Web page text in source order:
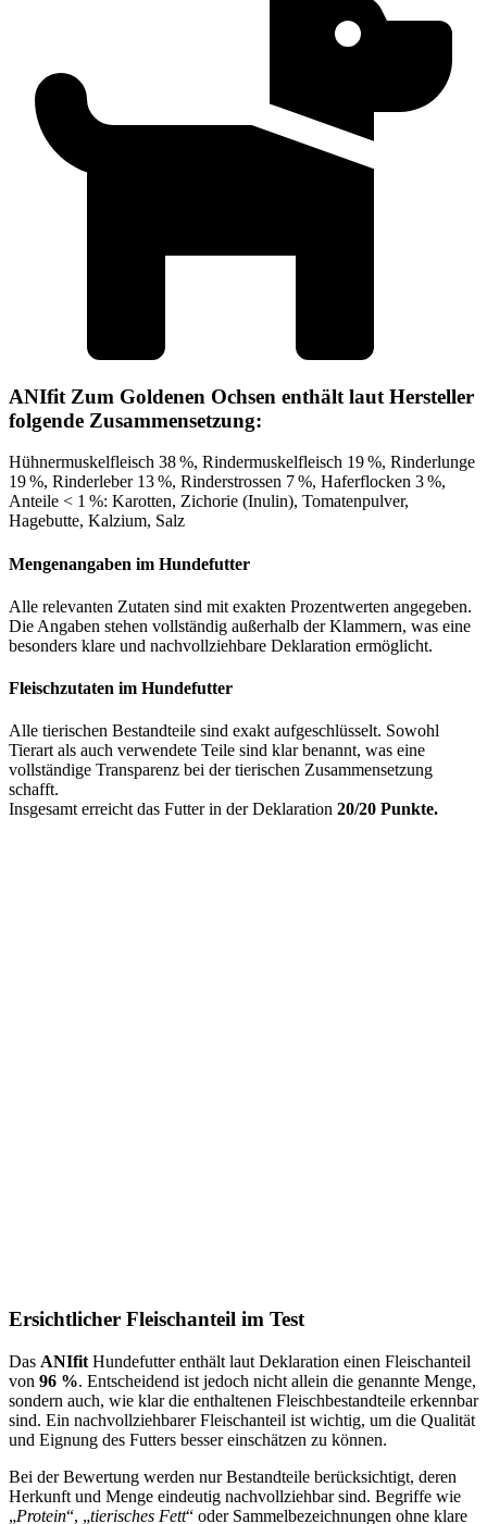
ANIfit Zum Goldenen Ochsen enthält laut Hersteller
folgende Zusammensetzung:
Hühnermuskelfleisch 38 %, Rindermuskelfleisch 19 %, Rinderlunge
19 %, Rinderleber 13 %, Rinderstrossen 7 %, Haferflocken 3 %,
Anteile < 1 %: Karotten, Zichorie (Inulin), Tomatenpulver,
Hagebutte, Kalzium, Salz
Mengenangaben im Hundefutter
Alle relevanten Zutaten sind mit exakten Prozentwerten angegeben.
Die Angaben stehen vollständig außerhalb der Klammern, was eine
besonders klare und nachvollziehbare Deklaration ermöglicht.
Fleischzutaten im Hundefutter
Alle tierischen Bestandteile sind exakt aufgeschlüsselt. Sowohl
Tierart als auch verwendete Teile sind klar benannt, was eine
vollständige Transparenz bei der tierischen Zusammensetzung
schafft.
Insgesamt erreicht das Futter in der Deklaration 20/20 Punkte.
Ersichtlicher Fleischanteil im Test
Das ANIfit Hundefutter enthält laut Deklaration einen Fleischanteil
von 96 %. Entscheidend ist jedoch nicht allein die genannte Menge,
sondern auch, wie klar die enthaltenen Fleischbestandteile erkennbar
sind. Ein nachvollziehbarer Fleischanteil ist wichtig, um die Qualität
und Eignung des Futters besser einschätzen zu können.
Bei der Bewertung werden nur Bestandteile berücksichtigt, deren
Herkunft und Menge eindeutig nachvollziehbar sind. Begriffe wie
„Protein“, „tierisches Fett“ oder Sammelbezeichnungen ohne klare